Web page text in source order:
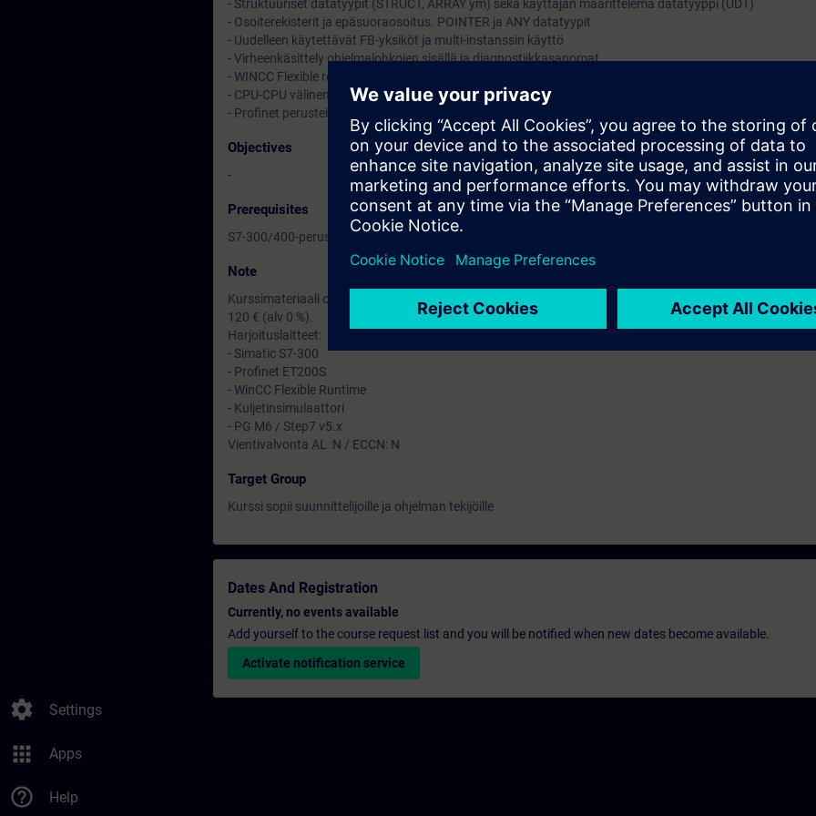
settings Settings
apps Apps
help_outline Help
- Struktuuriset datatyypit (STRUCT, ARRAY ym) sekä käyttäjän määrittelemä datatyyppi (UDT)
- Osoiterekisterit ja epäsuoraosoitus. POINTER ja ANY datatyypit
- Uudelleen käytettävät FB-yksiköt ja multi-instanssin käyttö
- Virheenkäsittely ohjelmalohkojen sisällä ja diagnostiikkasanomat
- WINCC Flexible reseptien käyttö esimerkin muodossa
- CPU-CPU välinen S7-kommunikaatio
- Profinet perusteiden kertaus
Objectives
-
Prerequisites
S7-300/400-peruskurssin suoritus tai vastaavat tiedot.
Note
Kurssimateriaali on suomeksi ja jaetaan sähköisessä muodossa (pdf). Osallistuja voi tilata tulostetun
120 € (alv 0 %).
Harjoituslaitteet:
- Simatic S7-300
- Profinet ET200S
- WinCC Flexible Runtime
- Kuljetinsimulaattori
- PG M6 / Step7 v5.x
Vientivalvonta AL :N / ECCN: N
Target Group
Kurssi sopii suunnittelijoille ja ohjelman tekijöille
Dates And Registration
Currently, no events available
Add yourself to the course request list and you will be notified when new dates become available.
Activate notification service